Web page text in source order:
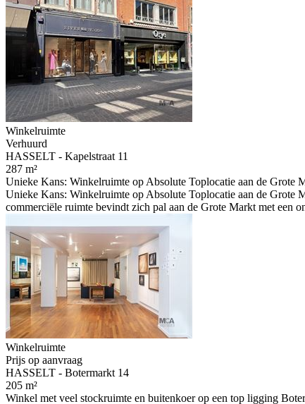
Winkelruimte
Verhuurd
HASSELT - Kapelstraat 11
287 m²
Unieke Kans: Winkelruimte op Absolute Toplocatie aan de Grote
Unieke Kans: Winkelruimte op Absolute Toplocatie aan de Grote
commerciële ruimte bevindt zich pal aan de Grote Markt met een
Winkelruimte
Prijs op aanvraag
HASSELT - Botermarkt 14
205 m²
Winkel met veel stockruimte en buitenkoer op een top ligging